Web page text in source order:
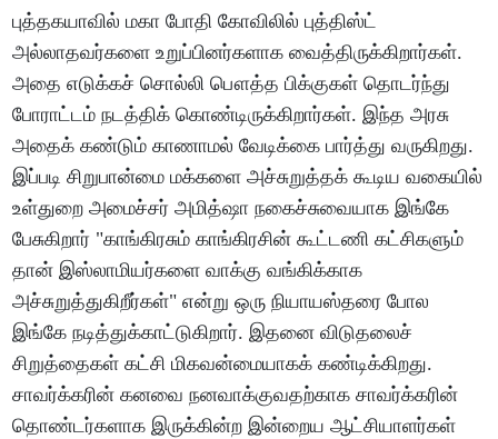
புத்தகயாவில் மகா போதி கோவிலில் புத்திஸ்ட்
அல்லாதவர்களை உறுப்பினர்களாக வைத்திருக்கிறார்கள்.
அதை எடுக்கச் சொல்லி பௌத்த பிக்குகள் தொடர்ந்து
போராட்டம் நடத்திக் கொண்டிருக்கிறார்கள். இந்த அரசு
அதைக் கண்டும் காணாமல் வேடிக்கை பார்த்து வருகிறது.
இப்படி சிறுபான்மை மக்களை அச்சுறுத்தக் கூடிய வகையில்
உள்துறை அமைச்சர் அமித்ஷா நகைச்சுவையாக இங்கே
பேசுகிறார் "காங்கிரசும் காங்கிரசின் கூட்டணி கட்சிகளும்
தான் இஸ்லாமியர்களை வாக்கு வங்கிக்காக
அச்சுறுத்துகிறீர்கள்" என்று ஒரு நியாயஸ்தரை போல
இங்கே நடித்துக்காட்டுகிறார். இதனை விடுதலைச்
சிறுத்தைகள் கட்சி மிகவன்மையாகக் கண்டிக்கிறது.
சாவர்க்கரின் கனவை நனவாக்குவதற்காக சாவர்க்கரின்
தொண்டர்களாக இருக்கின்ற இன்றைய ஆட்சியாளர்கள்